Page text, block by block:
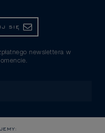
SIĘ
newslettera w